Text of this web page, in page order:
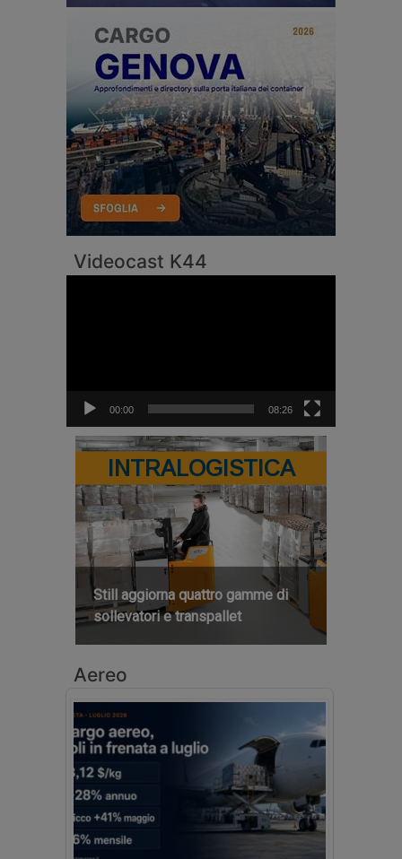
Videocast K44
00:00 08:26
INTRALOGISTICA
Still aggiorna quattro gamme di
sollevatori e transpallet
Aereo